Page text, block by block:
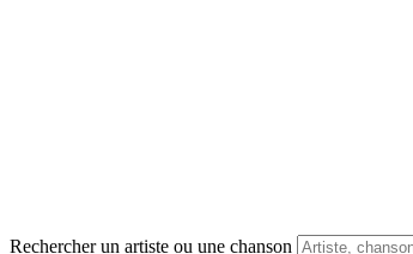
Rechercher un artiste ou une chanson